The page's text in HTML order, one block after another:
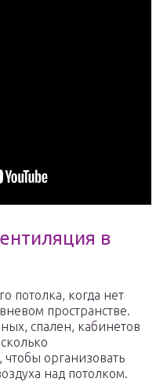
в
потолка, когда нет
пространстве.
спален, кабинетов
организовать
над потолком.